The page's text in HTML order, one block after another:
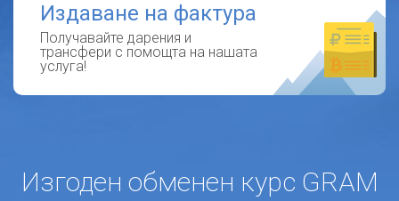
Издаване на фактура
Получавайте дарения и
трансфери с помощта на нашата
услуга!
Изгоден обменен курс GRAM